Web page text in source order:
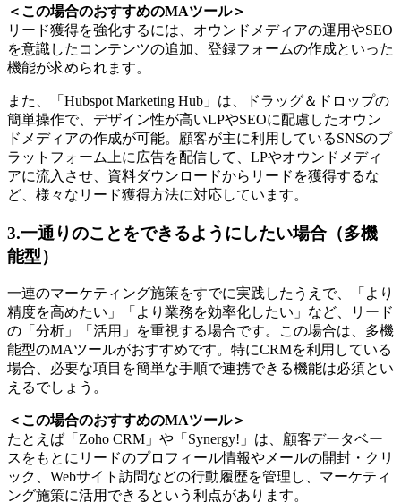
＜この場合のおすすめのMAツール＞
リード獲得を強化するには、オウンドメディアの運用やSEO
を意識したコンテンツの追加、登録フォームの作成といった
機能が求められます。
また、「Hubspot Marketing Hub」は、ドラッグ＆ドロップの
簡単操作で、デザイン性が高いLPやSEOに配慮したオウン
ドメディアの作成が可能。顧客が主に利用しているSNSのプ
ラットフォーム上に広告を配信して、LPやオウンドメディ
アに流入させ、資料ダウンロードからリードを獲得するな
ど、様々なリード獲得方法に対応しています。
3.一通りのことをできるようにしたい場合（多機
能型）
一連のマーケティング施策をすでに実践したうえで、「より
精度を高めたい」「より業務を効率化したい」など、リード
の「分析」「活用」を重視する場合です。この場合は、多機
能型のMAツールがおすすめです。特にCRMを利用している
場合、必要な項目を簡単な手順で連携できる機能は必須とい
えるでしょう。
＜この場合のおすすめのMAツール＞
たとえば「Zoho CRM」や「Synergy!」は、顧客データベー
スをもとにリードのプロフィール情報やメールの開封・クリ
ック、Webサイト訪問などの行動履歴を管理し、マーケティ
ング施策に活用できるという利点があります。